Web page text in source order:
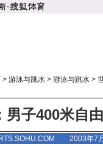
> 游泳与跳水 > 游泳与跳水 >
男子400米自
2003年7